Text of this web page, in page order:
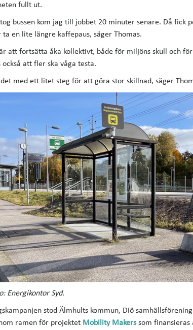
fullt ut.
bussen kom jag till jobbet 20 minuter senare. Då fick
ta en lite längre kaffepaus, säger Thomas.
att fortsätta åka kollektivt, både för miljöns skull och
också att fler ska våga testa.
med ett litet steg för att göra stor skillnad, säger
Energikontor Syd.
stod Älmhults kommun, Diö
ramen för projektet Mobility Makerssom finansieras